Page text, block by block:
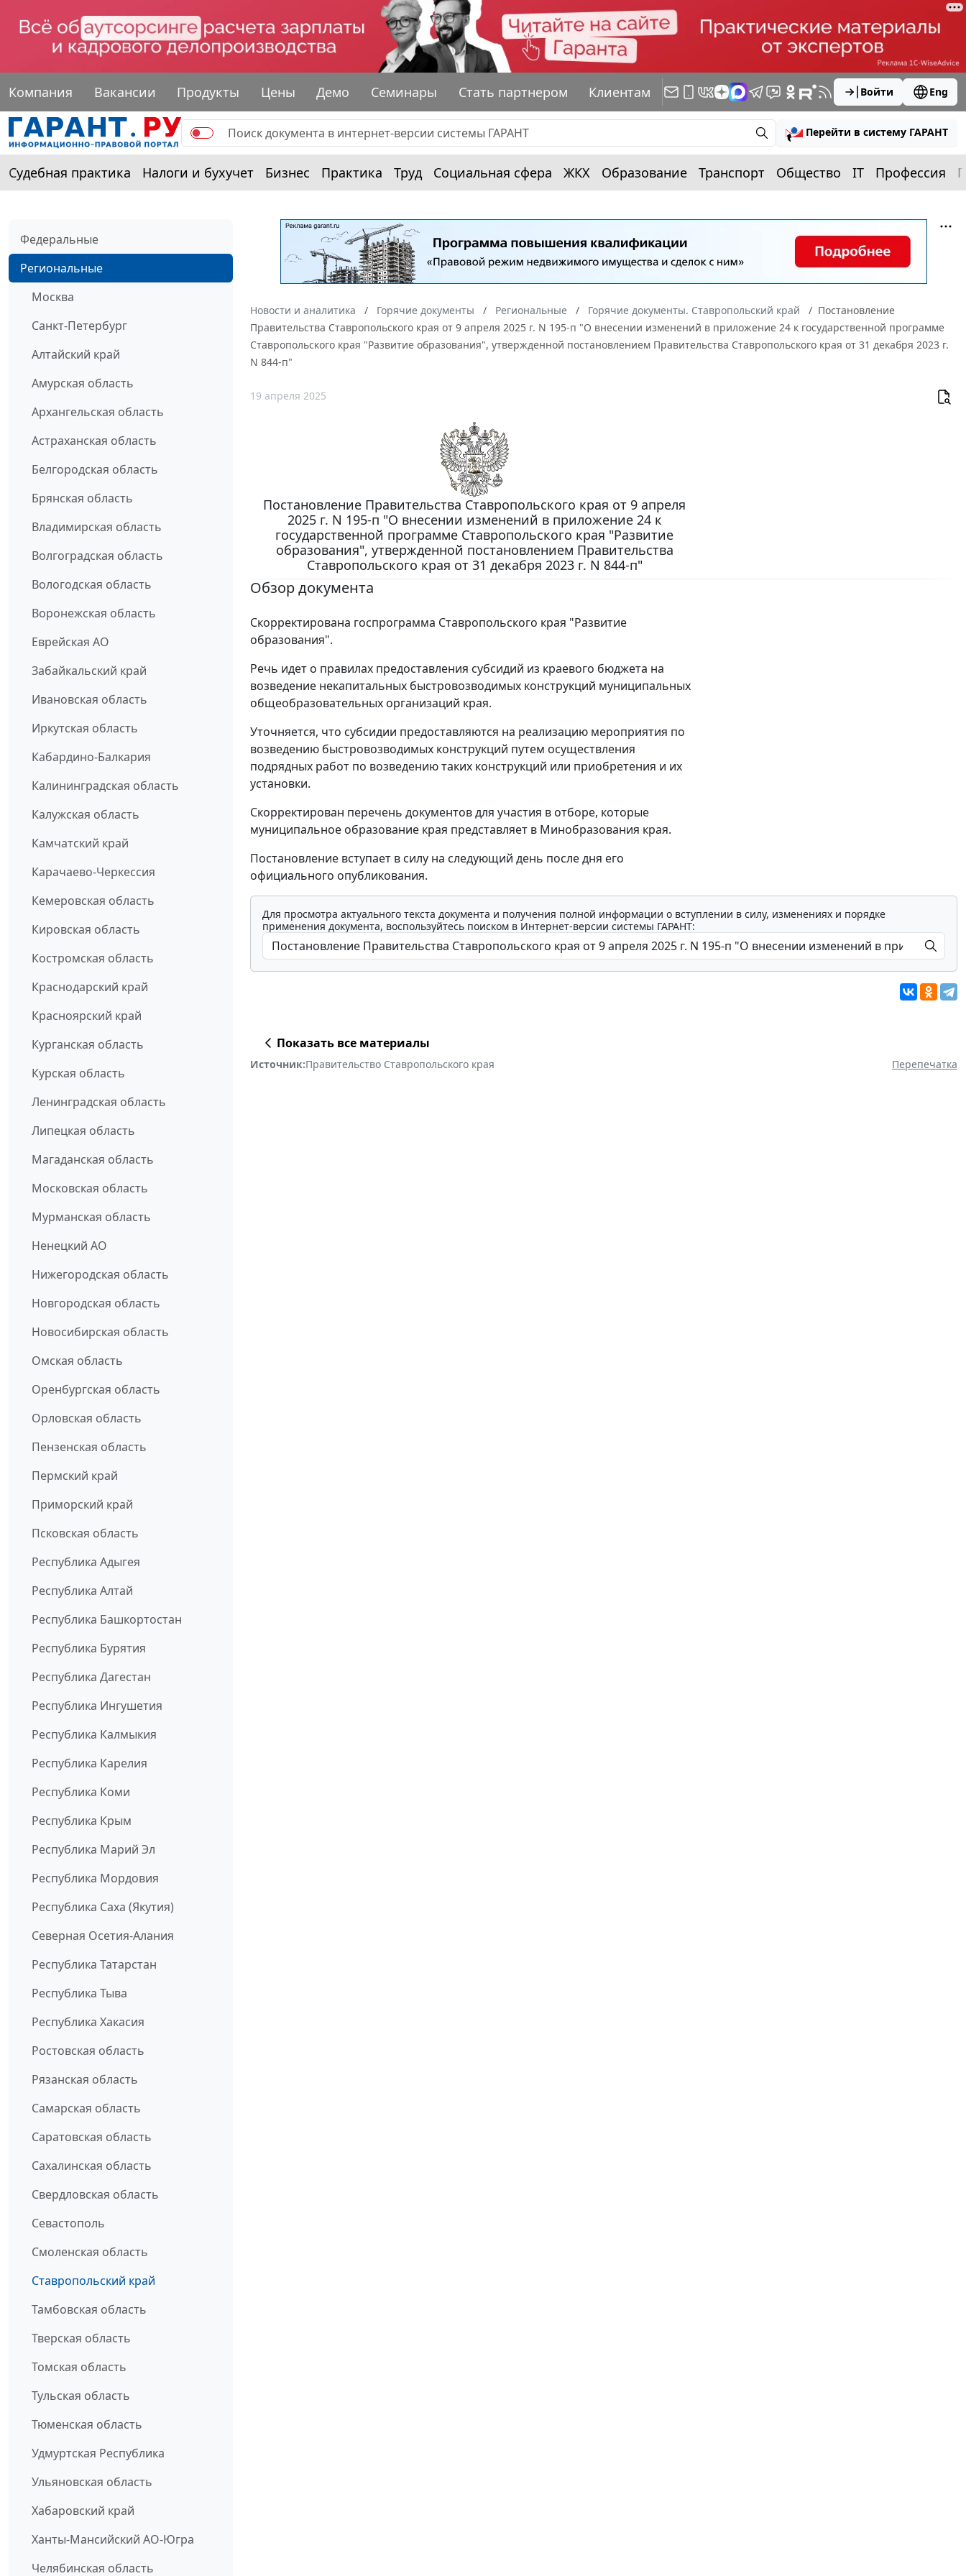
Компания Вакансии Продукты Цены Демо Семинары Стать партнером Клиентам Войти Eng
Перейти в систему ГАРАНТ
Судебная практика Налоги и бухучет Бизнес Практика Труд Социальная сфера ЖКХ Образование Транспорт Общество IT Профессия
Федеральные
Региональные
Москва
Санкт-Петербург
Алтайский край
Амурская область
Архангельская область
Астраханская область
Белгородская область
Брянская область
Владимирская область
Волгоградская область
Вологодская область
Воронежская область
Еврейская АО
Забайкальский край
Ивановская область
Иркутская область
Кабардино-Балкария
Калининградская область
Калужская область
Камчатский край
Карачаево-Черкессия
Кемеровская область
Кировская область
Костромская область
Краснодарский край
Красноярский край
Курганская область
Курская область
Ленинградская область
Липецкая область
Магаданская область
Московская область
Мурманская область
Ненецкий АО
Нижегородская область
Новгородская область
Новосибирская область
Омская область
Оренбургская область
Орловская область
Пензенская область
Пермский край
Приморский край
Псковская область
Республика Адыгея
Республика Алтай
Республика Башкортостан
Республика Бурятия
Республика Дагестан
Республика Ингушетия
Республика Калмыкия
Республика Карелия
Республика Коми
Республика Крым
Республика Марий Эл
Республика Мордовия
Республика Саха (Якутия)
Северная Осетия-Алания
Республика Татарстан
Республика Тыва
Республика Хакасия
Ростовская область
Рязанская область
Самарская область
Саратовская область
Сахалинская область
Свердловская область
Севастополь
Смоленская область
Ставропольский край
Тамбовская область
Тверская область
Томская область
Тульская область
Тюменская область
Удмуртская Республика
Ульяновская область
Хабаровский край
Ханты-Мансийский АО-Югра
Челябинская область
Новости и аналитика Горячие документы Региональные Горячие документы. Ставропольский край
Постановление
Правительства Ставропольского края от 9 апреля 2025 г. N 195-п "О внесении изменений в приложение 24 к государственной программе
Ставропольского края "Развитие образования", утвержденной постановлением Правительства Ставропольского края от 31 декабря 2023 г.
N 844-п"
19 апреля 2025
Постановление Правительства Ставропольского края от 9 апреля
2025 г. N 195-п "О внесении изменений в приложение 24 к
государственной программе Ставропольского края "Развитие
образования", утвержденной постановлением Правительства
Ставропольского края от 31 декабря 2023 г. N 844-п"
Обзор документа
Скорректирована госпрограмма Ставропольского края "Развитие
образования".
Речь идет о правилах предоставления субсидий из краевого бюджета на
возведение некапитальных быстровозводимых конструкций муниципальных
общеобразовательных организаций края.
Уточняется, что субсидии предоставляются на реализацию мероприятия по
возведению быстровозводимых конструкций путем осуществления
подрядных работ по возведению таких конструкций или приобретения и их
установки.
Скорректирован перечень документов для участия в отборе, которые
муниципальное образование края представляет в Минобразования края.
Постановление вступает в силу на следующий день после дня его
официального опубликования.
Для просмотра актуального текста документа и получения полной информации о вступлении в силу, изменениях и порядке
применения документа, воспользуйтесь поиском в Интернет-версии системы ГАРАНТ:
Показать все материалы
Источник:Правительство Ставропольского края Перепечатка